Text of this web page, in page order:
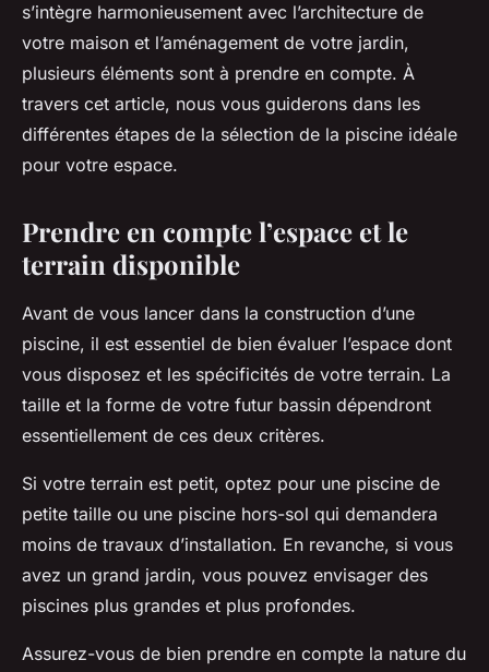
Tom•30 avril 2024•6 min de lecture
s’intègre harmonieusement avec l’architecture de
votre maison et l’aménagement de votre jardin,
plusieurs éléments sont à prendre en compte. À
travers cet article, nous vous guiderons dans les
différentes étapes de la sélection de la piscine idéale
pour votre espace.
Prendre en compte l’espace et le
terrain disponible
Avant de vous lancer dans la construction d’une
piscine, il est essentiel de bien évaluer l’espace dont
vous disposez et les spécificités de votre terrain. La
taille et la forme de votre futur bassin dépendront
essentiellement de ces deux critères.
Si votre terrain est petit, optez pour une piscine de
petite taille ou une piscine hors-sol qui demandera
moins de travaux d’installation. En revanche, si vous
avez un grand jardin, vous pouvez envisager des
piscines plus grandes et plus profondes.
Assurez-vous de bien prendre en compte la nature du